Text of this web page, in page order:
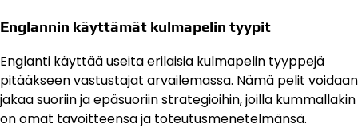
Englannin käyttämät kulmapelin tyypit
Englanti käyttää useita erilaisia kulmapelin tyyppejä
pitääkseen vastustajat arvailemassa. Nämä pelit voidaan
jakaa suoriin ja epäsuoriin strategioihin, joilla kummallakin
on omat tavoitteensa ja toteutusmenetelmänsä.